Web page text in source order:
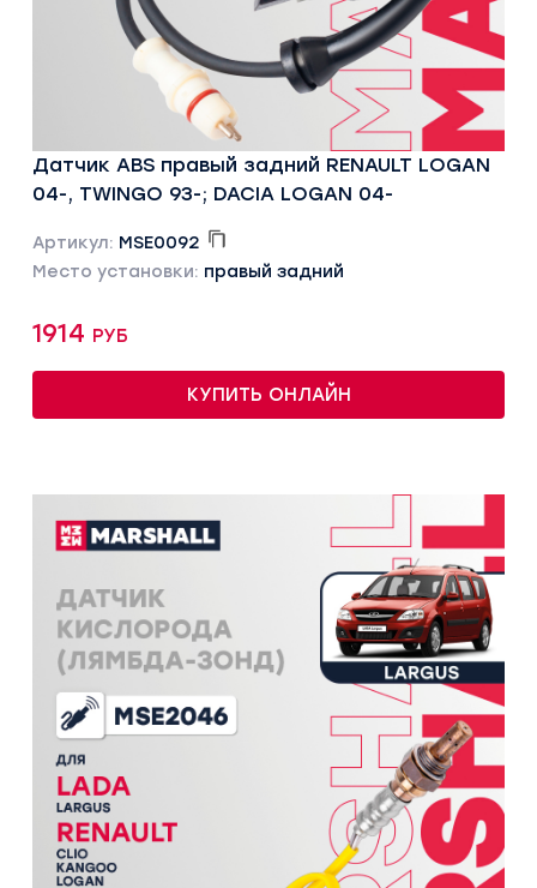
Датчик ABS правый задний RENAULT LOGAN
04-, TWINGO 93-; DACIA LOGAN 04-
Артикул: MSE0092
Место установки: правый задний
1914 руб
КУПИТЬ ОНЛАЙН